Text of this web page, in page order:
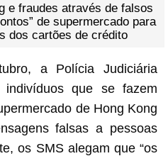
e fraudes através de falsos
de supermercado para
dos cartões de crédito
a Polícia Judiciária
que se fazem
de Hong Kong
falsas a pessoas
os SMS alegam que “os